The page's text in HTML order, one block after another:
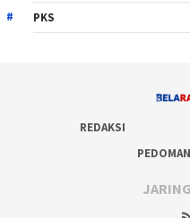
PKS
REDAKSI